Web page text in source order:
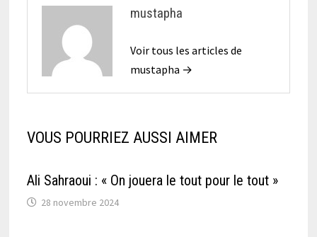
mustapha
Voir tous les articles de
mustapha →
VOUS POURRIEZ AUSSI AIMER
Ali Sahraoui : « On jouera le tout pour le tout »
28 novembre 2024